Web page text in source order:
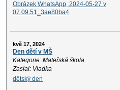
Obrázek WhatsApp, 2024-05-27 v
07.09.51_3ae80ba4
kvě 17, 2024
Den dětí v MŠ
Kategorie: Mateřská škola
Zaslal: Vladka
dětský den